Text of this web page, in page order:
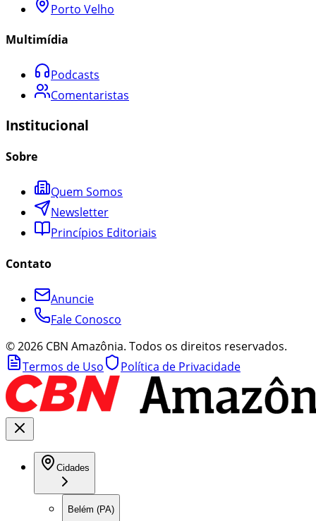
Porto Velho
Multimídia
Podcasts
Comentaristas
Institucional
Sobre
Quem Somos
Newsletter
Princípios Editoriais
Contato
Anuncie
Fale Conosco
©2026 CBN Amazônia. Todos os direitos reservados.
Termos de Uso
Política de Privacidade
Cidades
Belém (PA)